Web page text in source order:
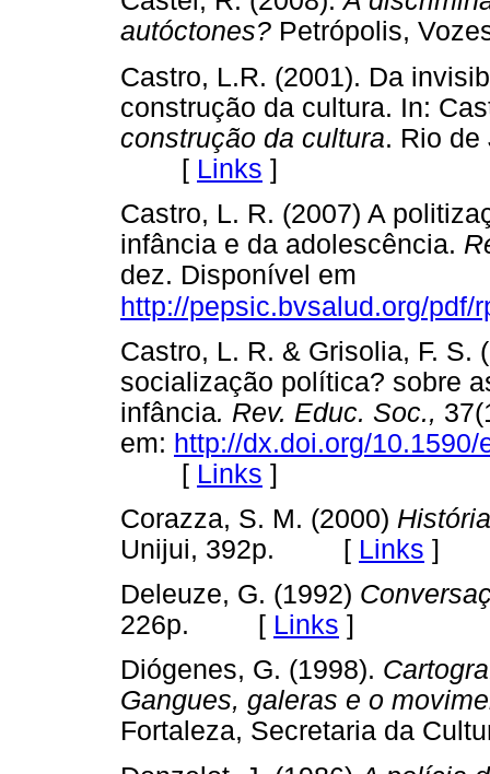
autóctones? Petrópolis,
Castro, L.R. (2001). Da
construção da cultura. In:
construção da cultura. Rio de
[ Links ]
Castro, L. R. (2007) A
infância e da adolescência.
dez. Disponível em
http://pepsic.bvsalud.org/pdf/
Castro, L. R. & Grisolia, F. S.
socialização política? sobre
infância. Rev. Educ. Soc.,
em: http://dx.doi.org/
[ Links ]
Corazza, S. M. (2000)
Unijui, 392p. [ Links ]
Deleuze, G. (1992)
226p. [ Links ]
Diógenes, G. (1998).
Gangues, galeras e o
Fortaleza, Secretaria da